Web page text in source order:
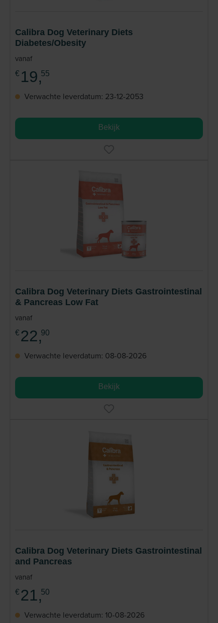
Calibra Dog Veterinary Diets
Diabetes/Obesity
vanaf
€ 19,55
Verwachte leverdatum: 23-12-2053
Bekijk
Calibra Dog Veterinary Diets Gastrointestinal
& Pancreas Low Fat
vanaf
€ 22,90
Verwachte leverdatum: 08-08-2026
Bekijk
Calibra Dog Veterinary Diets Gastrointestinal
and Pancreas
vanaf
€ 21,50
Verwachte leverdatum: 10-08-2026